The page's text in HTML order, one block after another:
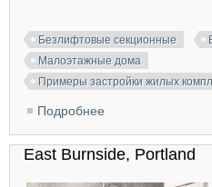
Безлифтовые секционные
Малоэтажные дома
Примеры застройки жилых
Подробнее
East Burnside, Portland